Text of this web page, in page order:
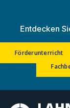
Entdecken
Förderunterricht